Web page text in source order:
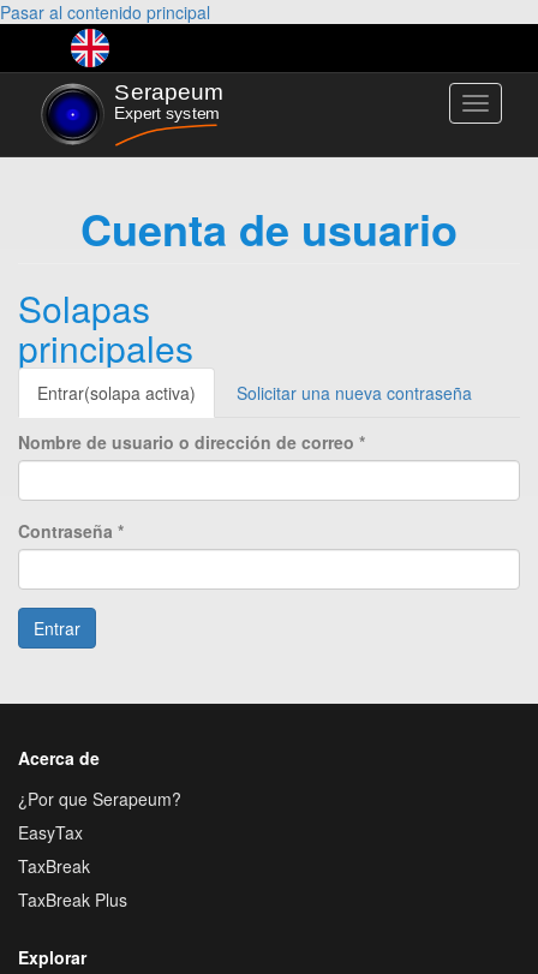
Pasar al contenido principal
Toggle
Cuenta de usuario
Solapas
principales
Entrar(solapa activa) Solicitar una nueva contraseña
Nombre de usuario o dirección de correo *
Contraseña *
Entrar
Acerca de
¿Por que Serapeum?
EasyTax
TaxBreak
TaxBreak Plus
Explorar